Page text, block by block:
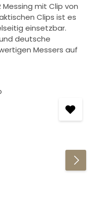
Messing mit Clip von
Clips ist es
einsetzbar.
deutsche
Messers auf